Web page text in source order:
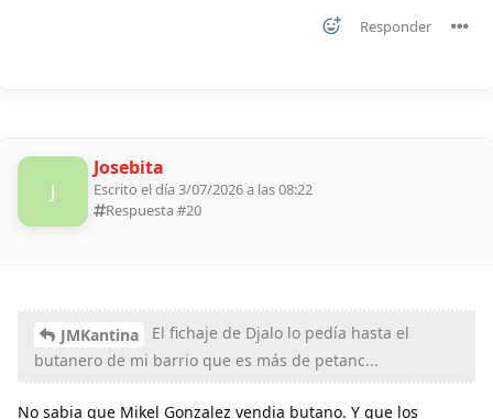
Responder
J
Josebita
Escrito el día 3/07/2026 a las 08:22
Respuesta #20
JMKantina
El fichaje de Djalo lo pedía hasta el
butanero de mi barrio que es más de petanc...
No sabia que Mikel Gonzalez vendia butano. Y que los